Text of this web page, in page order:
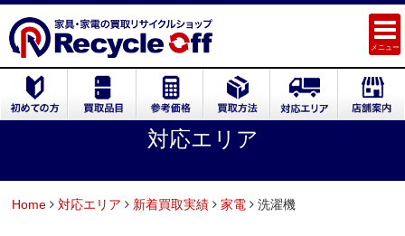
メニュー
対応エリア
Home 対応エリア 新着買取実績 家電 洗濯機